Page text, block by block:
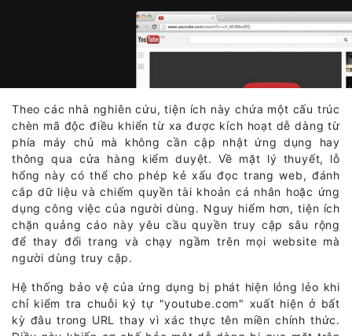
Theo các nhà nghiên cứu, tiện ích này chứa một cấu trúc
chèn mã độc điều khiển từ xa được kích hoạt dễ dàng từ
phía máy chủ mà không cần cập nhật ứng dụng hay
thông qua cửa hàng kiểm duyệt. Về mặt lý thuyết, lỗ
hổng này có thể cho phép kẻ xấu đọc trang web, đánh
cắp dữ liệu và chiếm quyền tài khoản cá nhân hoặc ứng
dụng công việc của người dùng. Nguy hiểm hơn, tiện ích
chặn quảng cáo này yêu cầu quyền truy cập sâu rộng
để thay đổi trang và chạy ngầm trên mọi website mà
người dùng truy cập.
Hệ thống bảo vệ của ứng dụng bị phát hiện lỏng lẻo khi
chỉ kiểm tra chuỗi ký tự "youtube.com" xuất hiện ở bất
kỳ đâu trong URL thay vì xác thực tên miền chính thức.